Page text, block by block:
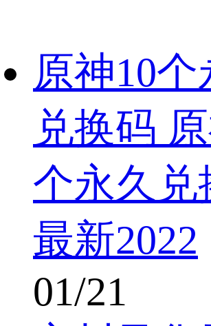
原神10个
兑换码
个永久兑
最新2022
01/21